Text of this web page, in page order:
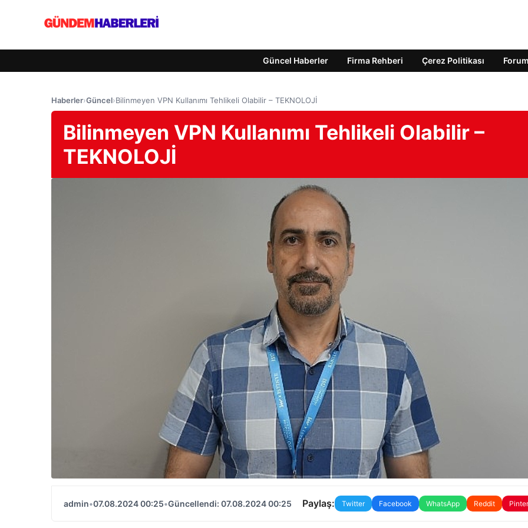
Güncel Haberler Firma Rehberi Çerez Politikası Forum
Haberler›Güncel›Bilinmeyen VPN Kullanımı Tehlikeli Olabilir – TEKNOLOJİ
Bilinmeyen VPN Kullanımı Tehlikeli Olabilir –
TEKNOLOJİ
admin•07.08.2024 00:25•Güncellendi: 07.08.2024 00:25 Paylaş: Twitter Facebook WhatsApp Reddit